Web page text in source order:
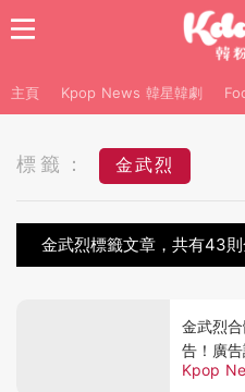
主頁 Kpop News 韓星韓劇
標籤： 金武烈
金武烈標籤文章，共有43
Kpop
金武烈
告！廣